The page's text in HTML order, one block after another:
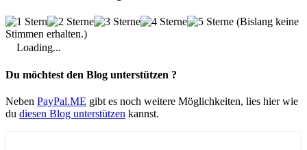
(Bislang keine
Stimmen erhalten.)
Loading...
Du möchtest den Blog unterstützen ?
Neben PayPal.ME gibt es noch weitere Möglichkeiten, lies hier wie
du diesen Blog unterstützen kannst.